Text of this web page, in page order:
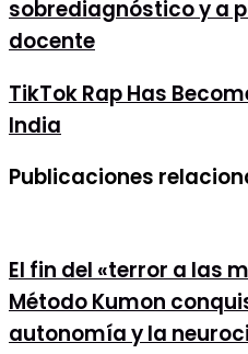
Expertos
en
inclusión
a
evitar
sobrediagnóstico
a
potenciar
sobrediagnóstico y a
docente
TikTok
Rap
Has
a
Form
India
TikTok Rap Has
India
Publicaciones
El fin del «terror a las
Método Kumon
autonomía y la